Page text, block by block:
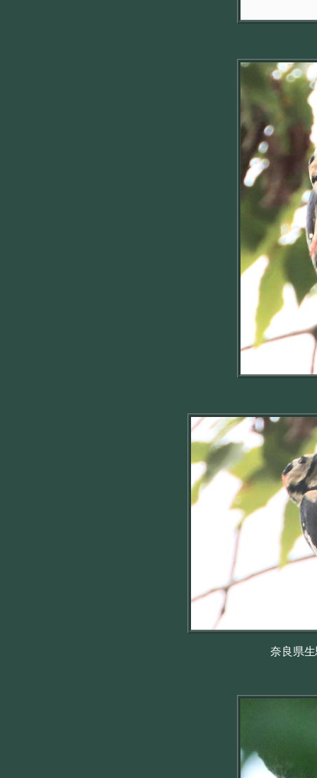
奈良県